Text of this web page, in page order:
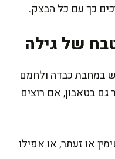
כך עם כל הבצק.
של גילה
במחבת כבדה ולחמם
גם בטאבון, אם רוצים
או זעתר, או אפילו